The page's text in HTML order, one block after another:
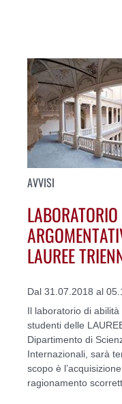
AVVISI
LAUREE
Dal 31.07.2018 al
Il laboratorio di
studenti delle
Dipartimento di
Internazionali, sarà
scopo è
ragionamento